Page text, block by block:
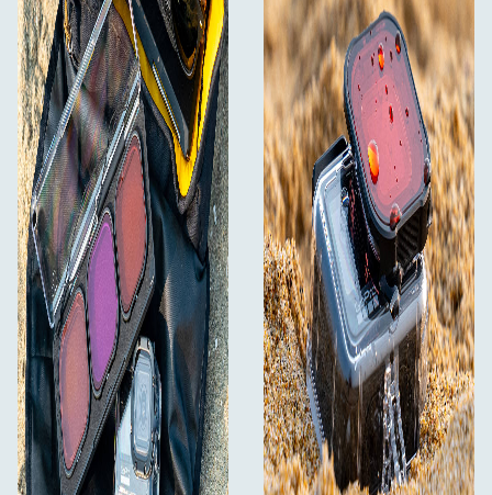
Ar PolarPro DiveMaster komplektu GoPro
HERO9/10/11/12/13 varat izcelt spilgtas krāsas un asas
detaļas, kas bieži vien pazūd zem ūdens.
Šis visaptverošais komplekts ļauj viegli uzņemt
satriecošus zemūdens kadrus neatkarīgi no tā, vai pētāt
tropiskos rifus, aļģu mežus vai kristāldzidras seklumus.
Droši ienirstiet un radiet neaizmirstamas atmiņas ar
profesionālas kvalitātes rezultātiem.
Kas ir iepakojumā:
1x snorkel filtrs
1x sarkanais filtrs
1x purpursarkanais filtrs
1x futrālis